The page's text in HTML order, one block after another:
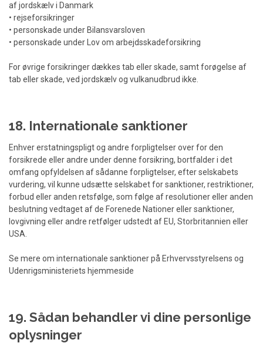
af jordskælv i Danmark
• rejseforsikringer
• personskade under Bilansvarsloven
• personskade under Lov om arbejdsskadeforsikring
For øvrige forsikringer dækkes tab eller skade, samt forøgelse af
tab eller skade, ved jordskælv og vulkanudbrud ikke.
18. Internationale sanktioner
Enhver erstatningspligt og andre forpligtelser over for den
forsikrede eller andre under denne forsikring, bortfalder i det
omfang opfyldelsen af sådanne forpligtelser, efter selskabets
vurdering, vil kunne udsætte selskabet for sanktioner, restriktioner,
forbud eller anden retsfølge, som følge af resolutioner eller anden
beslutning vedtaget af de Forenede Nationer eller sanktioner,
lovgivning eller andre retfølger udstedt af EU, Storbritannien eller
USA.
Se mere om internationale sanktioner på Erhvervsstyrelsens og
Udenrigsministeriets hjemmeside
19. Sådan behandler vi dine personlige
oplysninger